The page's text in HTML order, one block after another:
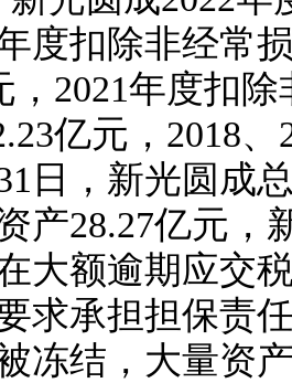
度扣除非经常
2021年度扣
亿元 ， 2018
日，新光圆成
产28.27亿元，
大额逾期应交
求承担担保责
冻结，大量资